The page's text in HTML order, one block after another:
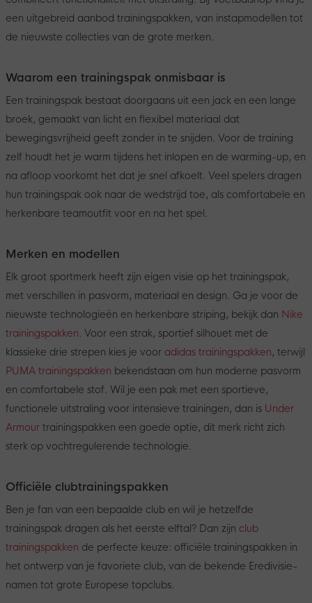
een uitgebreid aanbod trainingspakken, van instapmodellen tot
de nieuwste collecties van de grote merken.
Waarom een trainingspak onmisbaar is
Een trainingspak bestaat doorgaans uit een jack en een lange
broek, gemaakt van licht en flexibel materiaal dat
bewegingsvrijheid geeft zonder in te snijden. Voor de training
zelf houdt het je warm tijdens het inlopen en de warming-up, en
na afloop voorkomt het dat je snel afkoelt. Veel spelers dragen
hun trainingspak ook naar de wedstrijd toe, als comfortabele en
herkenbare teamoutfit voor en na het spel.
Merken en modellen
Elk groot sportmerk heeft zijn eigen visie op het trainingspak,
met verschillen in pasvorm, materiaal en design. Ga je voor de
nieuwste technologieën en herkenbare striping, bekijk dan Nike
trainingspakken. Voor een strak, sportief silhouet met de
klassieke drie strepen kies je voor adidas trainingspakken, terwijl
PUMA trainingspakken bekendstaan om hun moderne pasvorm
en comfortabele stof. Wil je een pak met een sportieve,
functionele uitstraling voor intensieve trainingen, dan is Under
Armour trainingspakken een goede optie, dit merk richt zich
sterk op vochtregulerende technologie.
Officiële clubtrainingspakken
Ben je fan van een bepaalde club en wil je hetzelfde
trainingspak dragen als het eerste elftal? Dan zijn club
trainingspakken de perfecte keuze: officiële trainingspakken in
het ontwerp van je favoriete club, van de bekende Eredivisie-
namen tot grote Europese topclubs.